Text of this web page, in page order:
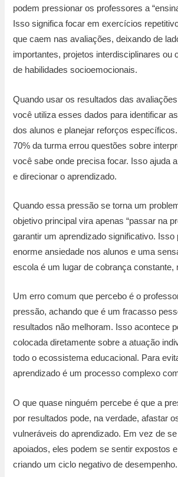
podem pressionar os professores a
Isso significa focar em exercícios
que caem nas avaliações, deixando de
importantes, projetos interdisciplinares ou
de habilidades socioemocionais.
Quando usar os resultados das
você utiliza esses dados para identificar
dos alunos e planejar reforços
70% da turma errou questões sobre
você sabe onde precisa focar. Isso ajuda
e direcionar o aprendizado.
Quando essa pressão se torna um
objetivo principal vira apenas “passar na
garantir um aprendizado significativo. Isso
enorme ansiedade nos alunos e uma
escola é um lugar de cobrança constante,
Um erro comum que percebo é o
pressão, achando que é um fracasso
resultados não melhoram. Isso acontece
colocada diretamente sobre a atuação
todo o ecossistema educacional. Para
aprendizado é um processo complexo
O que quase ninguém percebe é que a
por resultados pode, na verdade, afastar
vulneráveis do aprendizado. Em vez de
apoiados, eles podem se sentir expostos
criando um ciclo negativo de desempenho.